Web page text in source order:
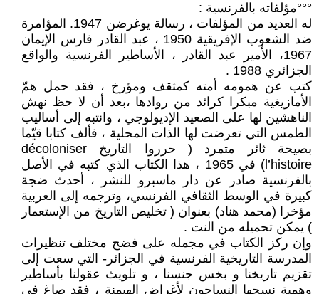
°°°مؤلفاته بالفرنسية :
له العديد من المؤلفات ، رسالة يوغرضن 1947. المؤامرة
ضد الشعوب الإفريقية 1950 ، عبد القادر فارس الإيمان
1967، الأمير عبد القادر ، الأساطير الفرنسية والواقع
الجزائري 1988 .
كتب عن همومه أمته كمثقف ومؤرخ ، فقد حمل همّ
الأمازيغية مبكرا كرائد من روادها ،بعد أن لا حظ نهش
الناهشين لها على الصعيد الإديولوجي ، وانتبه إلى أساليب
الطمس التي تعرضت لها الذات المحلية ، فألف كتابا قيّما
بصيحة ثائر متمرد ( حرروا التاريخ décoloniser
l’histoire) في 1965 ، هذا الكتاب الذي كتبه في الأصل
بالفرنسية صادر عن دار ماسبرو للنشر ، أحدث ضجة
كبيرة في الوسط الثقافي الفرنسي، وترجمه إلى العربية
مؤخرا (محمد هناد) بعنوان ( تخليص التاريخ من الإستعمار
) يمكن تحميله من النت .
وإن ركز الكتاب في مجمله على فضح مختلف تنظيرات
المدرسة التاريخية الفرنسية في الجزائر- التي سعت إلى
تقزيم تاريخنا و بخس جنسنا ، و تلويث عقولنا بأساطير
وهمية نسجها النساجون لأغراض الهيمنة ، فقد صاغ في